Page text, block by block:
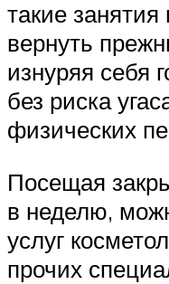
такие
вернуть
изнуряя себя
без риска
физических
Посещая
в неделю,
услуг
прочих